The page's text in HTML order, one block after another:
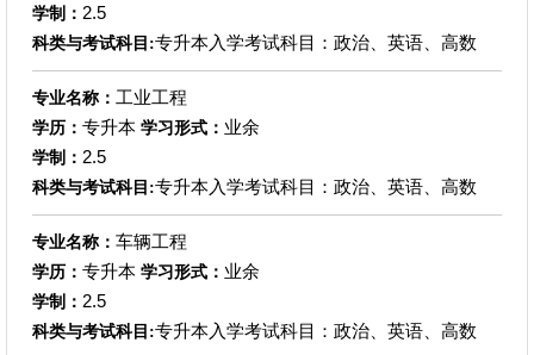
学制： 2.5
科类与考试科目:专升本入学考试科目：政治、英语、高数
专业名称： 工业工程
学历： 专升本 学习形式： 业余
学制： 2.5
科类与考试科目:专升本入学考试科目：政治、英语、高数
专业名称： 车辆工程
学历： 专升本 学习形式： 业余
学制： 2.5
科类与考试科目:专升本入学考试科目：政治、英语、高数